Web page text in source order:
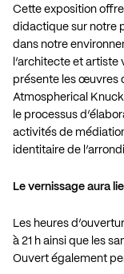
Cette exposition
didactique sur notre
dans notre
l’architecte et
présente les œuvres
Atmospherical
le processus
activités de
identitaire de
Le vernissage aura
Les heures
à 21 h ainsi que les
Ouvert également